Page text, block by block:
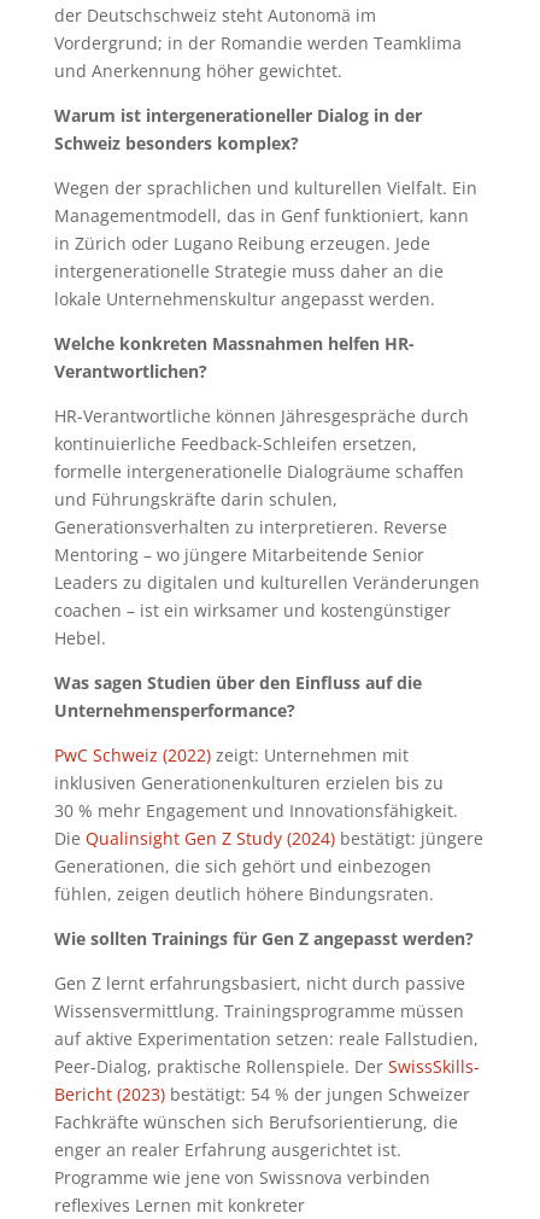
der Deutschschweiz steht Autonomä im
Vordergrund; in der Romandie werden Teamklima
und Anerkennung höher gewichtet.
Warum ist intergenerationeller Dialog in der
Schweiz besonders komplex?
Wegen der sprachlichen und kulturellen Vielfalt. Ein
Managementmodell, das in Genf funktioniert, kann
in Zürich oder Lugano Reibung erzeugen. Jede
intergenerationelle Strategie muss daher an die
lokale Unternehmenskultur angepasst werden.
Welche konkreten Massnahmen helfen HR-
Verantwortlichen?
HR-Verantwortliche können Jähresgespräche durch
kontinuierliche Feedback-Schleifen ersetzen,
formelle intergenerationelle Dialogräume schaffen
und Führungskräfte darin schulen,
Generationsverhalten zu interpretieren. Reverse
Mentoring – wo jüngere Mitarbeitende Senior
Leaders zu digitalen und kulturellen Veränderungen
coachen – ist ein wirksamer und kostengünstiger
Hebel.
Was sagen Studien über den Einfluss auf die
Unternehmensperformance?
PwC Schweiz (2022)zeigt: Unternehmen mit
inklusiven Generationenkulturen erzielen bis zu
30 % mehr Engagement und Innovationsfähigkeit.
Die Qualinsight Gen Z Study (2024)bestätigt: jüngere
Generationen, die sich gehört und einbezogen
fühlen, zeigen deutlich höhere Bindungsraten.
Wie sollten Trainings für Gen Z angepasst werden?
Gen Z lernt erfahrungsbasiert, nicht durch passive
Wissensvermittlung. Trainingsprogramme müssen
auf aktive Experimentation setzen: reale Fallstudien,
Peer-Dialog, praktische Rollenspiele. Der SwissSkills-
Bericht (2023)bestätigt: 54 % der jungen Schweizer
Fachkräfte wünschen sich Berufsorientierung, die
enger an realer Erfahrung ausgerichtet ist.
Programme wie jene von Swissnova verbinden
reflexives Lernen mit konkreter